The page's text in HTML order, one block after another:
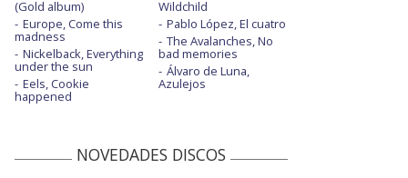
These days + Jess Glynne, Macklemore y
Dan Caplen
Walk alone - con Tom Walker
Walk alone - con Tom Walker - acústico
(Gold album)
Europe, Come this
madness
Nickelback, Everything
under the sun
Eels, Cookie
happened
Wildchild
Pablo López, El cuatro
The Avalanches, No
bad memories
Álvaro de Luna,
Azulejos
NOVEDADES DISCOS